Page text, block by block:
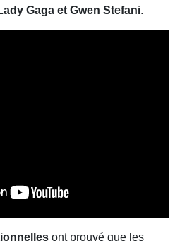
Gaga et Gwen Stefani.
ont prouvé que les